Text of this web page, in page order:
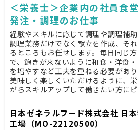
＜栄養士＞企業内の社員食
発注・調理のお仕事
経験やスキルに応じて調理や調理補助
調理業務だけでなく献立を作成、そ
るところもお任せします。毎日同じ
で、飽きが来ないように和食・洋食
を増やすなど工夫を重ねる必要があ
美味しく楽しくいただけるように、
がらスキルアップして働きたい方にピ
日本ゼネラルフード株式会社 日
工場（MO-22120500）